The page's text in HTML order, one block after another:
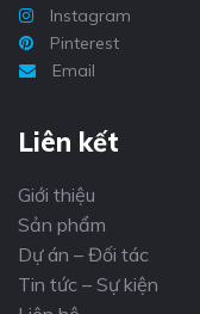
Instagram
Pinterest
Email
Liên kết
Giới thiệu
Sản phẩm
Dự án – Đối tác
Tin tức – Sự kiện